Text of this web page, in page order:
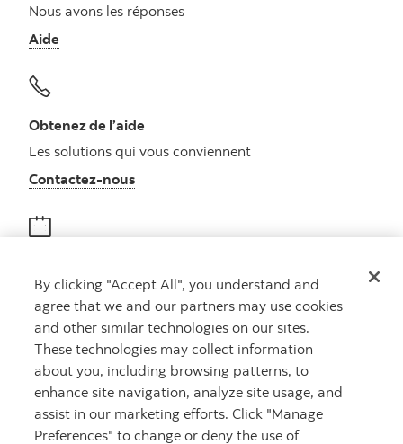
Nous avons les réponses
Aide
Obtenez de l’aide
Les solutions qui vous conviennent
Contactez-nousAutres numéros, contactez-nous par
Rencontrez un conseiller
Prenez rendez-vous
By clicking "Accept All", you understand and
agree that we and our partners may use cookies
and other similar technologies on our sites.
These technologies may collect information
about you, including browsing patterns, to
enhance site navigation, analyze site usage, and
assist in our marketing efforts. Click "Manage
Preferences" to change or deny the use of